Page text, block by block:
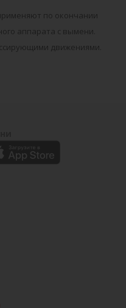
по окончании
аппарата с вымени.
движениями.